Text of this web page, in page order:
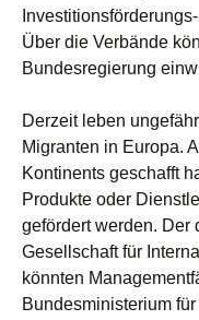
Über die Verbände
Bundesregierung
Derzeit leben
Migranten in Europa.
Kontinents geschafft
Produkte oder
gefördert werden. Der
Gesellschaft für
könnten
Bundesministerium